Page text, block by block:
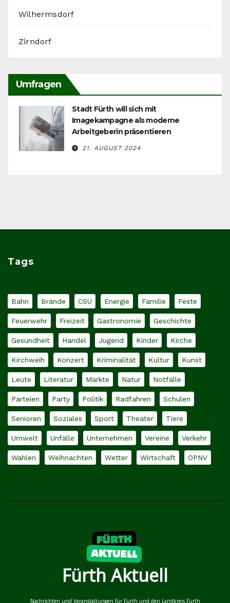
Wilhermsdorf
Zirndorf
Umfragen
Stadt Fürth will sich mit
Imagekampagne als moderne
Arbeitgeberin präsentieren
21. AUGUST 2024
Tags
Bahn Brände CSU Energie Familie Feste
Feuerwehr Freizeit Gastronomie Geschichte
Gesundheit Handel Jugend Kinder Kirche
Kirchweih Konzert Kriminalität Kultur Kunst
Leute Literatur Märkte Natur Notfälle
Parteien Party Politik Radfahren Schulen
Senioren Soziales Sport Theater Tiere
Umwelt Unfälle Unternehmen Vereine Verkehr
Wahlen Weihnachten Wetter Wirtschaft ÖPNV
Fürth Aktuell
Nachrichten und Veranstaltungen für Fürth und den Landkreis Fürth